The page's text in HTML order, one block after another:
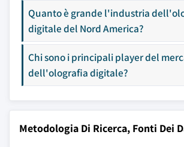
Quanto è grande l'industria
digitale del Nord America?
Chi sono i principali player del
dell'olografia digitale?
Metodologia Di Ricerca, Fonti Dei